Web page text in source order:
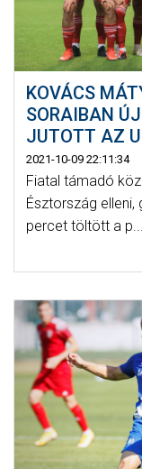
KOVÁCS
SORAIBAN
JUTOTT AZ
2021-10-09 22:11:34
Fiatal támadó
Észtország elleni,
percet töltött a p...